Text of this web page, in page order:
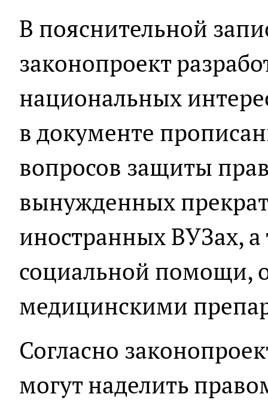
В пояснительной
законопроект
национальных
в документе
вопросов защиты
вынужденных
иностранных ВУЗах,
социальной помощи,
медицинскими
Согласно
могут наделить